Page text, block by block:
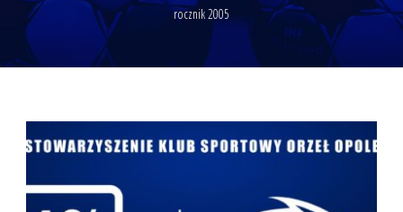
rocznik 2005